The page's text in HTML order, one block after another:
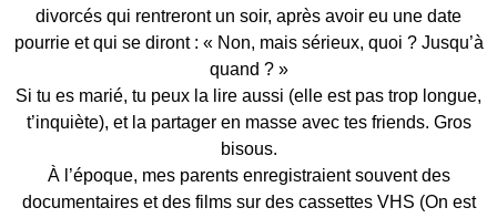
divorcés qui rentreront un soir, après avoir eu une date
pourrie et qui se diront : « Non, mais sérieux, quoi ? Jusqu’à
quand ? »
Si tu es marié, tu peux la lire aussi (elle est pas trop longue,
t’inquiète), et la partager en masse avec tes friends. Gros
bisous.
À l’époque, mes parents enregistraient souvent des
documentaires et des films sur des cassettes VHS (On est